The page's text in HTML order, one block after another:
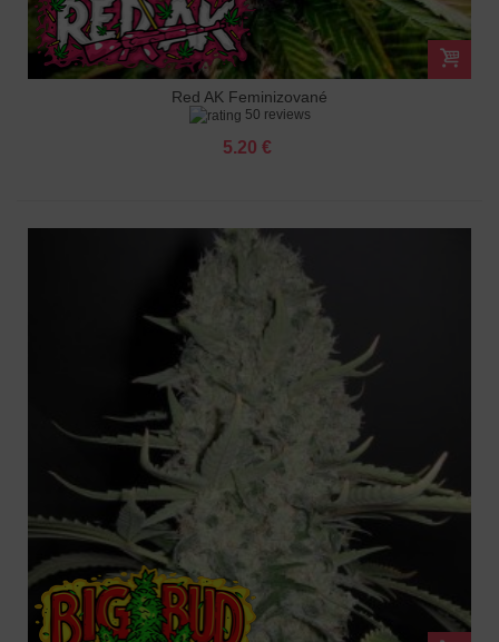
Red AK Feminizované
50 reviews
5.20 €